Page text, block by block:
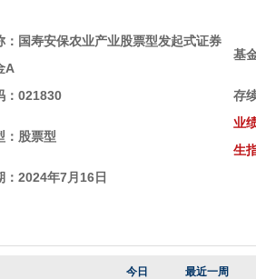
：国寿安保农业产业股票型发起式证券
A
基
：021830 存
：股票型
业
生
：2024年7月16日
今日 最近一周